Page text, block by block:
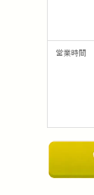
営業時間